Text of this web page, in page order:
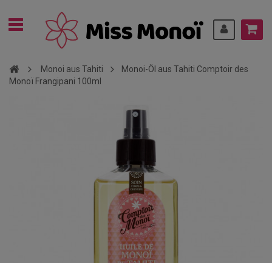
Monoi aus Tahiti
Monoi-Öl aus Tahiti Comptoir des
Monoï Frangipani 100ml